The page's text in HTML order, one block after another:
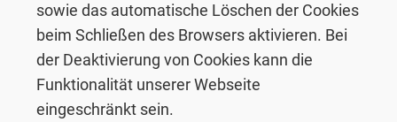
sowie das automatische Löschen der Cookies
beim Schließen des Browsers aktivieren. Bei
der Deaktivierung von Cookies kann die
Funktionalität unserer Webseite
eingeschränkt sein.